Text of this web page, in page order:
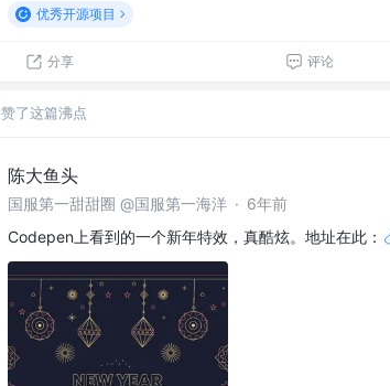
优秀开源项目
分享 评论
赞了这篇沸点
陈大鱼头
国服第一甜甜圈 @国服第一海洋 · 6年前
Codepen上看到的一个新年特效，真酷炫。地址在此：